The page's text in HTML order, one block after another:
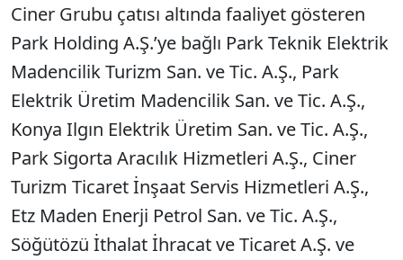
Ciner Grubu çatısı altında faaliyet gösteren
Park Holding A.Ş.’ye bağlı Park Teknik Elektrik
Madencilik Turizm San. ve Tic. A.Ş., Park
Elektrik Üretim Madencilik San. ve Tic. A.Ş.,
Konya Ilgın Elektrik Üretim San. ve Tic. A.Ş.,
Park Sigorta Aracılık Hizmetleri A.Ş., Ciner
Turizm Ticaret İnşaat Servis Hizmetleri A.Ş.,
Etz Maden Enerji Petrol San. ve Tic. A.Ş.,
Söğütözü İthalat İhracat ve Ticaret A.Ş. ve